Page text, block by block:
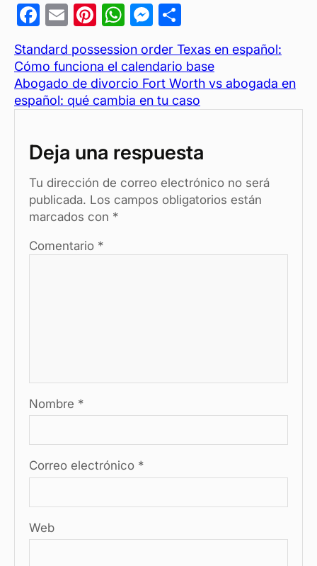
F
a
c
e
b
o
k
E
ail
Pi
er
es
t
W
at
s
A
p
M
es
se
n
g
o
m
p
ar
Standard possession order Texas en español:
Cómo funciona el calendario base
Abogado de divorcio Fort Worth vs abogada en
español: qué cambia en tu caso
Deja una respuesta
Tu dirección de correo electrónico no será
publicada. Los campos obligatorios están
marcados con *
Comentario *
Nombre *
Correo electrónico *
Web